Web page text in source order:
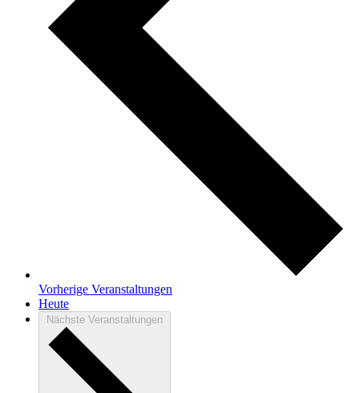
Vorherige Veranstaltungen
Heute
Nächste Veranstaltungen